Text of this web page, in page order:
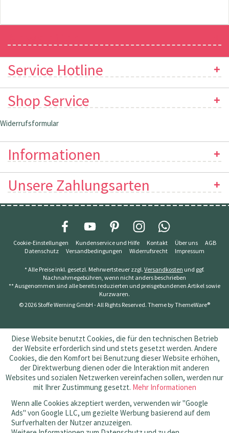
Service Hotline
Shop Service
Widerrufsformular
Informationen
Unsere Zahlungsarten
Cookie-Einstellungen Kundenservice und Hilfe Kontakt Über uns
AGB
Datenschutz
Versandbedingungen Widerrufsrecht Impressum
* Alle Preise inkl. gesetzl. Mehrwertsteuer zzgl. Versandkosten und ggf.
Nachnahmegebühren, wenn nicht anders beschrieben
** Ausgenommen sind alle bereits reduzierten und preisgebundenen Artikel sowie
Kurzwaren.
© 2026 Stoffe Werning GmbH - All Rights Reserved. Theme byThemeWare®
Diese Website benutzt Cookies, die für den technischen Betrieb
der Website erforderlich sind und stets gesetzt werden. Andere
Cookies, die den Komfort bei Benutzung dieser Website erhöhen,
der Direktwerbung dienen oder die Interaktion mit anderen
Websites und sozialen Netzwerken vereinfachen sollen, werden nur
mit Ihrer Zustimmung gesetzt. Mehr Informationen
Wenn alle Cookies akzeptiert werden, verwenden wir "Google
Ads" von Google LLC, um gezielte Werbung basierend auf dem
Surfverhalten der Nutzer anzuzeigen.